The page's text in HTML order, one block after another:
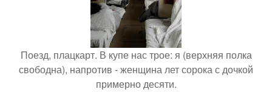
Поезд, плацкарт. В купе нас трое: я (верхняя полка
свободна), напротив - женщина лет сорока с дочкой
примерно десяти.